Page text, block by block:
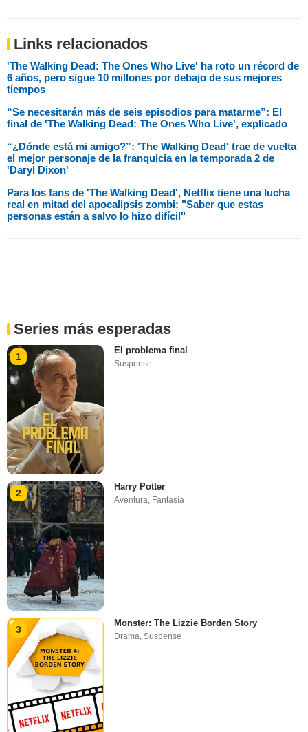
Links relacionados
'The Walking Dead: The Ones Who Live' ha roto un récord de
6 años, pero sigue 10 millones por debajo de sus mejores
tiempos
“Se necesitarán más de seis episodios para matarme”: El
final de 'The Walking Dead: The Ones Who Live', explicado
“¿Dónde está mi amigo?”: 'The Walking Dead' trae de vuelta
el mejor personaje de la franquicia en la temporada 2 de
'Daryl Dixon'
Para los fans de 'The Walking Dead', Netflix tiene una lucha
real en mitad del apocalipsis zombi: "Saber que estas
personas están a salvo lo hizo difícil"
Series más esperadas
1
El problema final
Suspense
2
Harry Potter
Aventura, Fantasía
3
Monster: The Lizzie Borden Story
Drama,Suspense